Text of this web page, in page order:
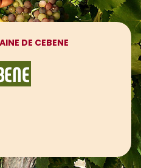
le fil d'ariane
DE CEBENE